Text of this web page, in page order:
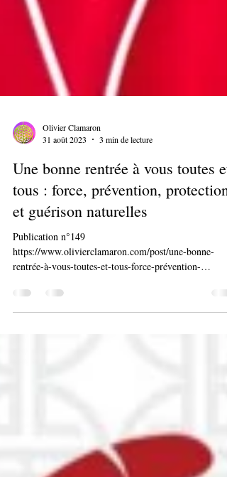
Olivier Clamaron
31 août 2023
3 min de lecture
Une bonne rentrée à vous toutes et
tous : force, prévention, protection
et guérison naturelles
https://www.olivierclamaron.com/post/une-bonne-
rentrée-à-vous-toutes-et-tous-force-prévention-